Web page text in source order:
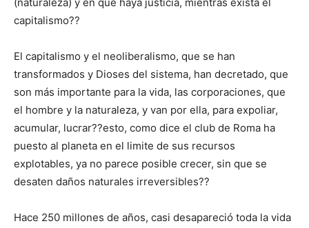
(naturaleza) y en que haya justicia, mientras exista el
capitalismo??
El capitalismo y el neoliberalismo, que se han
transformados y Dioses del sistema, han decretado, que
son más importante para la vida, las corporaciones, que
el hombre y la naturaleza, y van por ella, para expoliar,
acumular, lucrar??esto, como dice el club de Roma ha
puesto al planeta en el limite de sus recursos
explotables, ya no parece posible crecer, sin que se
desaten daños naturales irreversibles??
Hace 250 millones de años, casi desapareció toda la vida